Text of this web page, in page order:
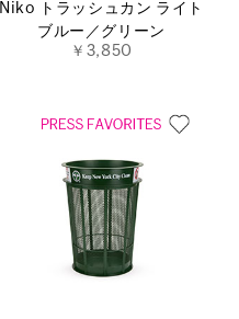
Niko トラッシュカン ライト
ブルー／グリーン
￥3,850